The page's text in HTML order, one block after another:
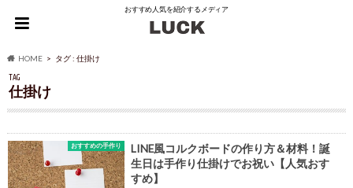
おすすめ人気を紹介するメディア
HOME タグ : 仕掛け
TAG
仕掛け
おすすめの手作り
LINE風コルクボードの作り方＆材料！誕
生日は手作り仕掛けでお祝い【人気おす
すめ】